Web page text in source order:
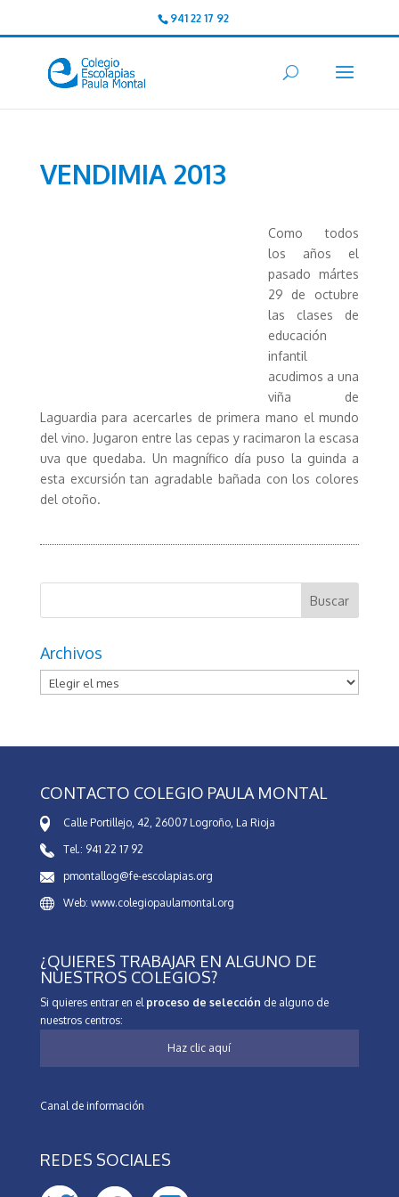
941 22 17 92
VENDIMIA 2013
Como todos
los años el
pasado mártes
29 de octubre
las clases de
educación
infantil
acudimos a una
viña de
Laguardia para acercarles de primera mano el mundo
del vino. Jugaron entre las cepas y racimaron la escasa
uva que quedaba. Un magnífico día puso la guinda a
esta excursión tan agradable bañada con los colores
del otoño.
Archivos
Archivos
CONTACTO COLEGIO PAULA MONTAL
Calle Portillejo, 42, 26007 Logroño, La Rioja
Tel.: 941 22 17 92
pmontallog@fe-escolapias.org
Web: www.colegiopaulamontal.org
¿QUIERES TRABAJAR EN ALGUNO DE
NUESTROS COLEGIOS?
Si quieres entrar en el proceso de selección de alguno de
nuestros centros:
Haz clic aquí
Canal de información
REDES SOCIALES